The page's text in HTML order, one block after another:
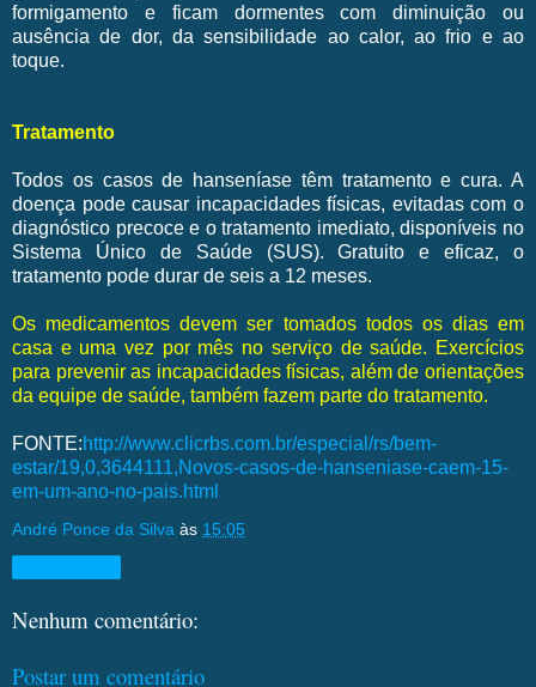
formigamento e ficam dormentes com diminuição ou
ausência de dor, da sensibilidade ao calor, ao frio e ao
toque.
Tratamento
Todos os casos de hanseníase têm tratamento e cura. A
doença pode causar incapacidades físicas, evitadas com o
diagnóstico precoce e o tratamento imediato, disponíveis no
Sistema Único de Saúde (SUS). Gratuito e eficaz, o
tratamento pode durar de seis a 12 meses.
Os medicamentos devem ser tomados todos os dias em
casa e uma vez por mês no serviço de saúde. Exercícios
para prevenir as incapacidades físicas, além de orientações
da equipe de saúde, também fazem parte do tratamento.
FONTE:http://www.clicrbs.com.br/especial/rs/bem-
estar/19,0,3644111,Novos-casos-de-hanseniase-caem-15-
em-um-ano-no-pais.html
André Ponce da Silva às 15:05
Nenhum comentário:
Postar um comentário